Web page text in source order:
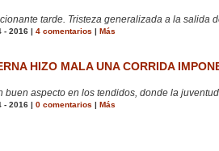
tarde. Tristeza generalizada a la salida
- 2016 | 4 comentarios | Más
HIZO MALA UNA CORRIDA
buen aspecto en los tendidos, donde la
- 2016 | 0 comentarios Más